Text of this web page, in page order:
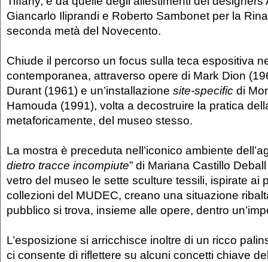
Giancarlo Iliprandi e Roberto Sambonet per la
seconda metà del Novecento.
Chiude il percorso un focus sulla teca espositiva
contemporanea, attraverso opere di Mark Dion
Durant (1961) e un’installazione site-specific di
Hamouda (1991), volta a decostruire la pratica
metaforicamente, del museo stesso.
La mostra è preceduta nell’iconico ambiente
dietro tracce incompiute” di Mariana Castillo
vetro del museo le sette sculture tessili, ispirate ai
collezioni del MUDEC, creano una situazione
pubblico si trova, insieme alle opere, dentro
L’esposizione si arricchisce inoltre di un ricco
ci consente di riflettere su alcuni concetti chiave